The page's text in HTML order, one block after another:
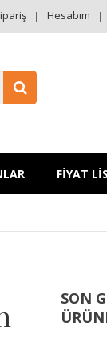
Hesabım
FİYAT
SON